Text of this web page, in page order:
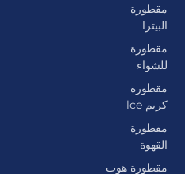
مقطورة
البيتزا
مقطورة
للشواء
مقطورة
كريم lce
مقطورة
القهوة
مقطورة هوت